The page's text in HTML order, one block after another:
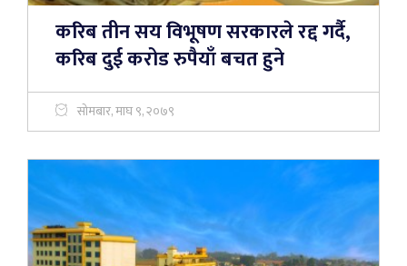
करिब तीन सय विभूषण सरकारले रद्द गर्दै,
करिब दुई करोड रुपैयाँ बचत हुने
सोमबार, माघ ९, २०७९